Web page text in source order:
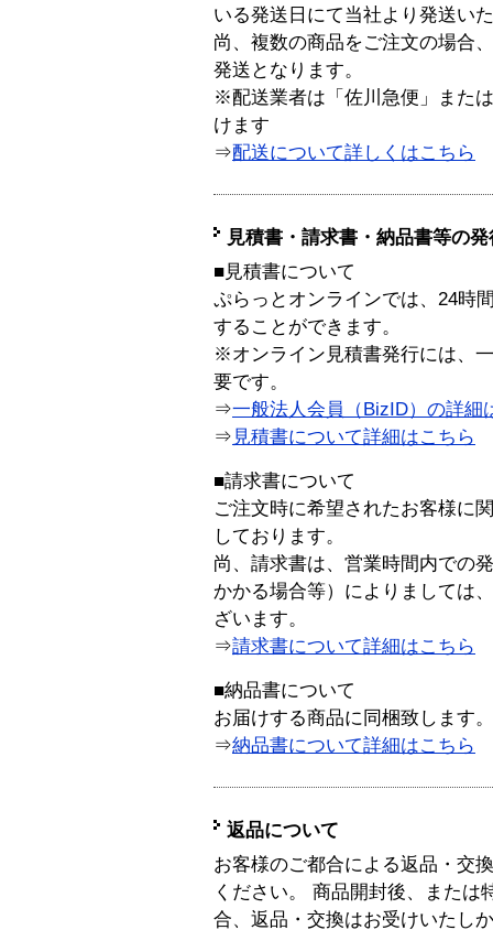
いる発送日にて当社より発送い
尚、複数の商品をご注文の場合
発送となります。
※配送業者は「佐川急便」また
けます
⇒配送について詳しくはこちら
見積書・請求書・納品書等の
■見積書について
ぷらっとオンラインでは、24時
することができます。
※オンライン見積書発行には、
要です。
⇒一般法人会員（BizID）の詳細
⇒ 見積書について詳細はこちら
■請求書について
ご注文時に希望されたお客様に
しております。
尚、請求書は、営業時間内での
かかる場合等）によりましては
ざいます。
⇒請求書について詳細はこちら
■納品書について
お届けする商品に同梱致します。
⇒納品書について詳細はこちら
返品について
お客様のご都合による返品・交
ください。 商品開封後、または
合、返品・交換はお受けいたし